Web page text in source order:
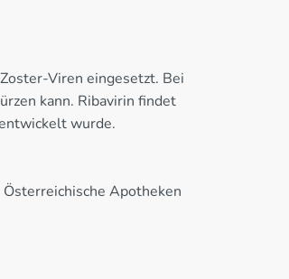
Viren eingesetzt. Bei
kann. Ribavirin findet
wurde.
Apotheken